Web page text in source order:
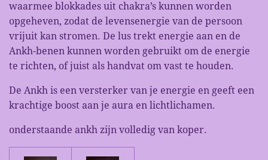
waarmee blokkades uit chakra’s kunnen worden
opgeheven, zodat de levensenergie van de persoon
vrijuit kan stromen. De lus trekt energie aan en de
Ankh-benen kunnen worden gebruikt om de energie
te richten, of juist als handvat om vast te houden.
De Ankh is een versterker van je energie en geeft een
krachtige boost aan je aura en lichtlichamen.
onderstaande ankh zijn volledig van koper.